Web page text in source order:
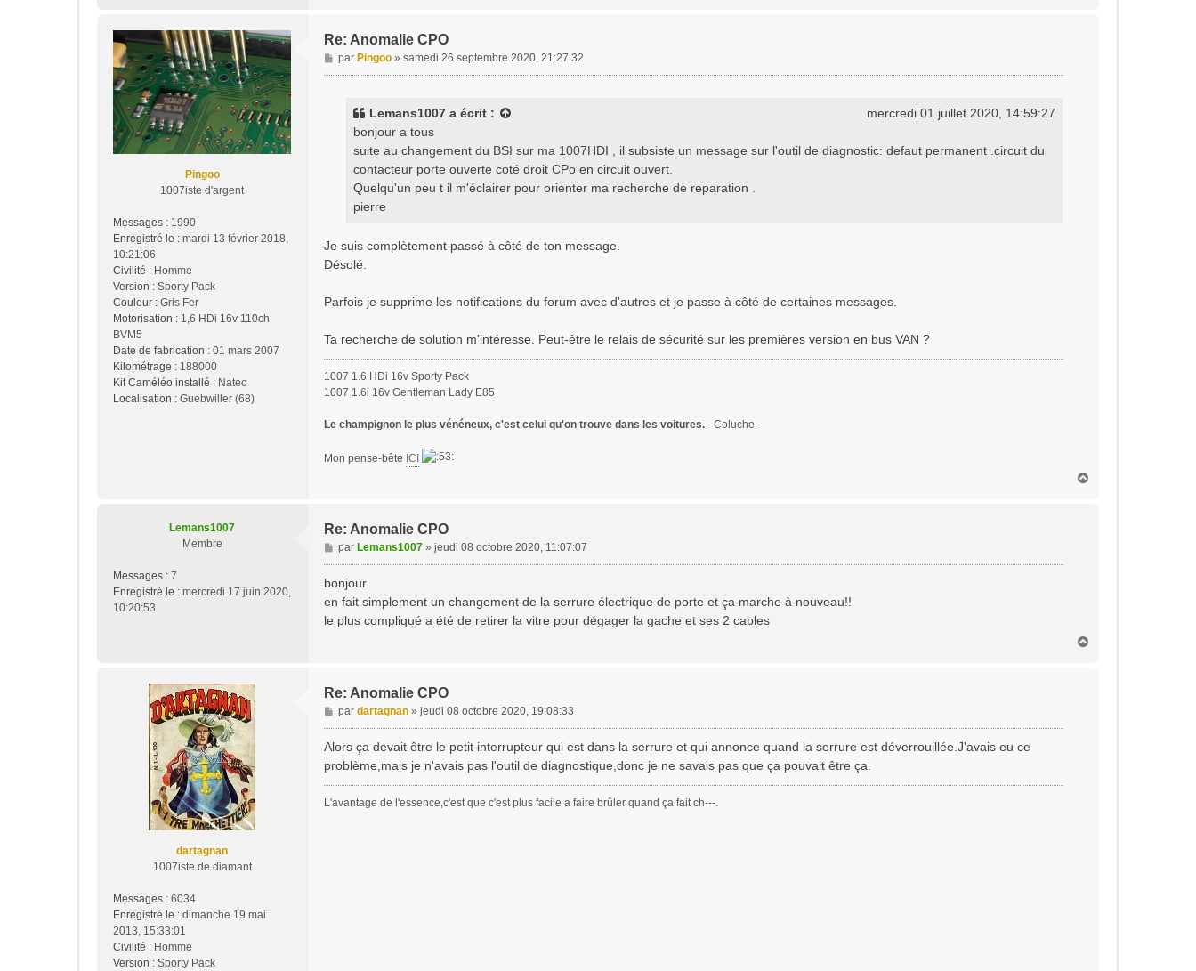
Pingoo
1007iste d'argent
Messages : 1990
Enregistré le : mardi 13 février 2018,
10:21:06
Civilité : Homme
Version : Sporty Pack
Couleur : Gris Fer
Motorisation : 1,6 HDi 16v 110ch
BVM5
Date de fabrication : 01 mars 2007
Kilométrage : 188000
Kit Caméléo installé : Nateo
Localisation : Guebwiller (68)
Re: Anomalie CPO
M
e
par Pingoo» samedi 26 septembre 2020, 21:27:32
Lemans1007 a écrit :
mercredi 01 juillet 2020, 14:59:27
bonjour a tous
suite au changement du BSI sur ma 1007HDI , il subsiste un message sur l'outil de diagnostic: defaut permanent .circuit du
contacteur porte ouverte coté droit CPo en circuit ouvert.
Quelqu'un peu t il m'éclairer pour orienter ma recherche de reparation .
pierre
Je suis complètement passé à côté de ton message.
Désolé.
Parfois je supprime les notifications du forum avec d'autres et je passe à côté de certaines messages.
Ta recherche de solution m'intéresse. Peut-être le relais de sécurité sur les premières version en bus VAN ?
1007 1.6 HDi 16v Sporty Pack
1007 1.6i 16v Gentleman Lady E85
Le champignon le plus vénéneux, c'est celui qu'on trouve dans les voitures. - Coluche -
Mon pense-bête ICI
Lemans1007
Membre
Messages : 7
Enregistré le : mercredi 17 juin 2020,
10:20:53
Re: Anomalie CPO
M
e
s
g
par Lemans1007» jeudi 08 octobre 2020, 11:07:07
bonjour
en fait simplement un changement de la serrure électrique de porte et ça marche à nouveau!!
le plus compliqué a été de retirer la vitre pour dégager la gache et ses 2 cables
dartagnan
1007iste de diamant
Messages : 6034
Enregistré le : dimanche 19 mai
2013, 15:33:01
Civilité : Homme
Version : Sporty Pack
Re: Anomalie CPO
M
e
s
e
par dartagnan» jeudi 08 octobre 2020, 19:08:33
Alors ça devait être le petit interrupteur qui est dans la serrure et qui annonce quand la serrure est déverrouillée.J'avais eu ce
problème,mais je n'avais pas l'outil de diagnostique,donc je ne savais pas que ça pouvait être ça.
L'avantage de l'essence,c'est que c'est plus facile a faire brûler quand ça fait ch---.